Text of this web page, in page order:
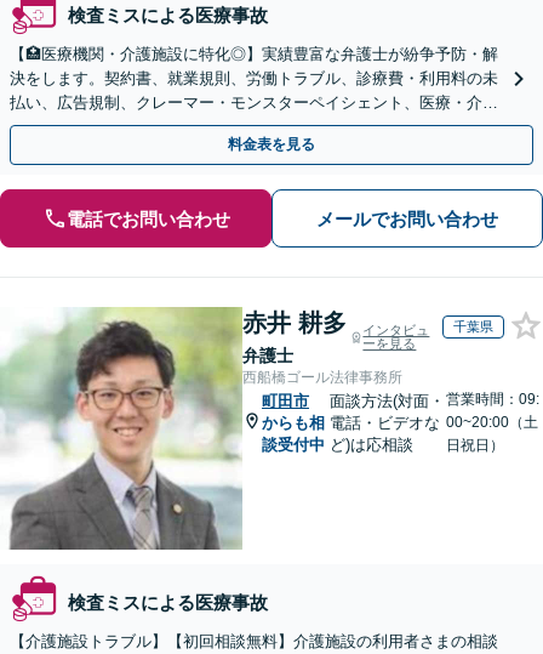
検査ミスによる医療事故
【🏥医療機関・介護施設に特化◎】実績豊富な弁護士が紛争予防・解
決をします。契約書、就業規則、労働トラブル、診療費・利用料の未
払い、広告規制、クレーマー・モンスターペイシェント、医療・介護
事故などに対応【顧問契約あり】
料金表を見る
電話でお問い合わせ メールでお問い合わせ
赤井 耕多
弁護士
インタビュ
ーを見る
千葉県
西船橋ゴール法律事務所
町田市
からも相
談受付中
面談方法(対面・
電話・ビデオな
ど)は応相談
営業時間：09:
00~20:00（土
日祝日）
検査ミスによる医療事故
【介護施設トラブル】【初回相談無料】介護施設の利用者さまの相談